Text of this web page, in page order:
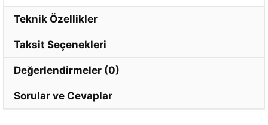
Teknik Özellikler
Taksit Seçenekleri
Değerlendirmeler (0)
Sorular ve Cevaplar